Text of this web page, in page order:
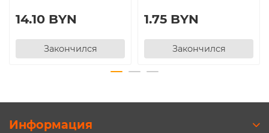
14.10 BYN
Закончился
1.75 BYN
Закончился
Информация